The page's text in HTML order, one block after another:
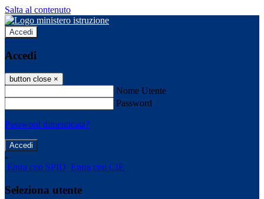
Salta al contenuto
Accedi
Accedi
button close ×
Nome Utente
Password
Password dimenticata?
-
Entra con SPID Entra con CIE
Seleziona utente